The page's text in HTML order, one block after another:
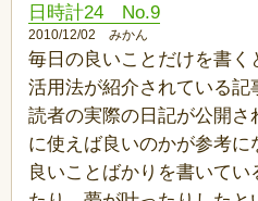
日時計24 No.9
2010/12/02 みかん
毎日の良いことだけを書
活用法が紹介されている記
読者の実際の日記が公開さ
に使えば良いのかが参考に
良いことばかりを書いて